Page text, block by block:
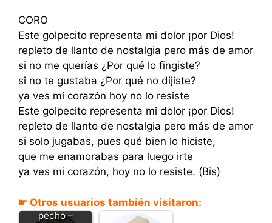
CORO
Este golpecito representa mi dolor ¡por Dios!
repleto de llanto de nostalgia pero más de amor
si no me querías ¿Por qué lo fingiste?
si no te gustaba ¿Por qué no dijiste?
ya ves mi corazón hoy no lo resiste
Este golpecito representa mi dolor ¡por Dios!
repleto de llanto de nostalgia pero más de amor
si solo jugabas, pues qué bien lo hiciste,
que me enamorabas para luego irte
ya ves mi corazón, hoy no lo resiste. (Bis)
☛ Otros usuarios también visitaron:
Golpes de
pecho –